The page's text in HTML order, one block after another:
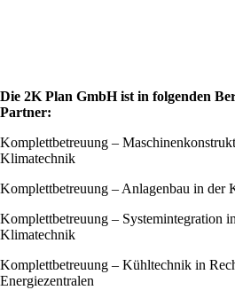
Die 2K Plan GmbH ist in folgenden
Partner:
Komplettbetreuung –
Klimatechnik
Komplettbetreuung – Anlagenbau in der
Komplettbetreuung – Systemintegration
Klimatechnik
Komplettbetreuung – Kühltechnik in
Energiezentralen